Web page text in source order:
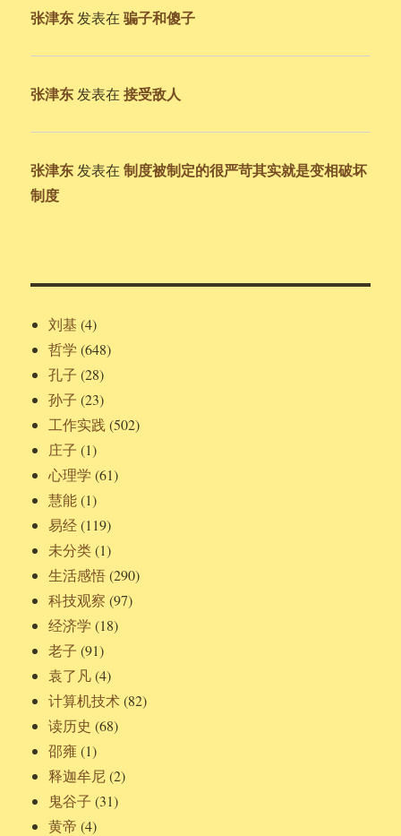
张津东 发表在骗子和傻子
张津东 发表在接受敌人
张津东 发表在制度被制定的很严苛其实就是变相破坏
制度
刘基 (4)
哲学 (648)
孔子 (28)
孙子 (23)
工作实践 (502)
庄子 (1)
心理学 (61)
慧能(1)
易经(119)
未分类(1)
生活感悟(290)
科技观察 (97)
经济学 (18)
老子 (91)
袁了凡(4)
计算机技术(82)
读历史 (68)
邵雍 (1)
释迦牟尼(2)
鬼谷子 (31)
黄帝 (4)